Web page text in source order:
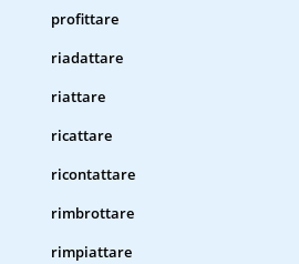
profittare
riadattare
riattare
ricattare
ricontattare
rimbrottare
rimpiattare